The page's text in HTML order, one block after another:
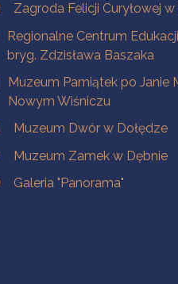
Zagroda Felicji Curyłowej
Regionalne Centrum
bryg. Zdzisława Baszaka
Muzeum Pamiątek po Janie
Nowym Wiśniczu
Muzeum Dwór w Dołędze
Muzeum Zamek w Dębnie
Galeria "Panorama"